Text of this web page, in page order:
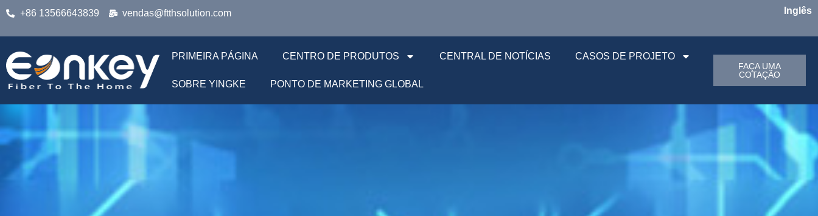
+86 13566643839 vendas@ftthsolution.com Inglês
PRIMEIRA PÁGINA CENTRO DE PRODUTOS CENTRAL DE NOTÍCIAS CASOS DE PROJETO
SOBRE YINGKE PONTO DE MARKETING GLOBAL
FAÇA UMA
COTAÇÃO